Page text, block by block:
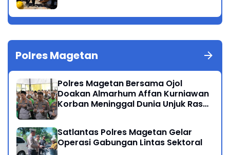
Polres Magetan
Polres Magetan Bersama Ojol
Doakan Almarhum Affan Kurniawan
Korban Meninggal Dunia Unjuk Rasa
Satlantas Polres Magetan Gelar
Operasi Gabungan Lintas Sektoral